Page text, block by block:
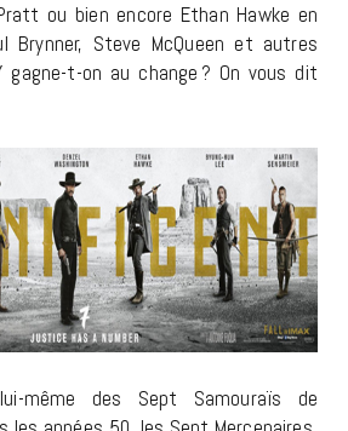
ou bien encore Ethan Hawke en
Brynner, Steve McQueen et autres
gagne-t-on au change ? On vous dit
même des Sept Samouraïs de